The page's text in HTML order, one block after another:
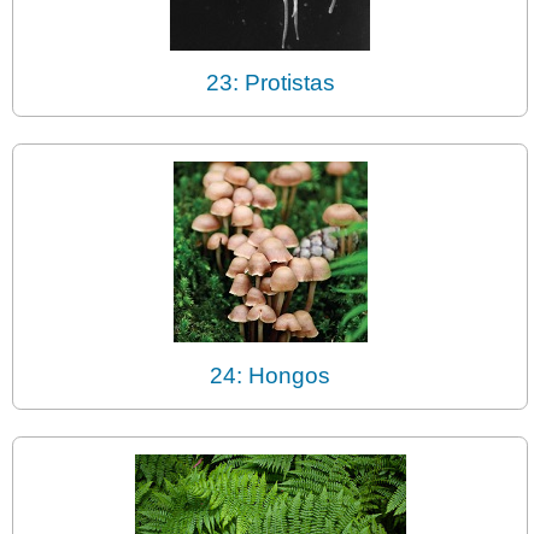
23: Protistas
24: Hongos